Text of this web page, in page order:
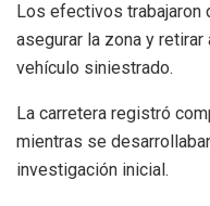
Los efectivos trabajaron
asegurar la zona y
vehículo siniestrado.
La carretera registró
mientras se
investigación inicial.